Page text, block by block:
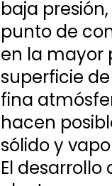
baja
punto de
en la mayor
superficie
fina
hacen
sólido y
El